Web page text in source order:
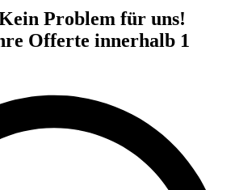
Problem für uns!
Offerte innerhalb 1